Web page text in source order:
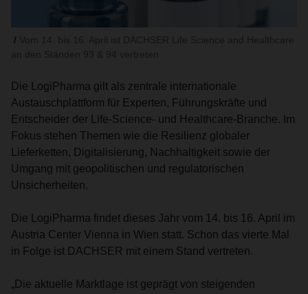
Die LogiPharma gilt als zentrale internationale
Austauschplattform für Experten, Führungskräfte und
Entscheider der Life-Science- und Healthcare-Branche. Im
Fokus stehen Themen wie die Resilienz globaler
Lieferketten, Digitalisierung, Nachhaltigkeit sowie der
Umgang mit geopolitischen und regulatorischen
Unsicherheiten.
Die LogiPharma findet dieses Jahr vom 14. bis 16. April im
Austria Center Vienna in Wien statt. Schon das vierte Mal
in Folge ist DACHSER mit einem Stand vertreten.
„Die aktuelle Marktlage ist geprägt von steigenden